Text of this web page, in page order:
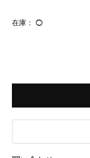
在庫： ◯